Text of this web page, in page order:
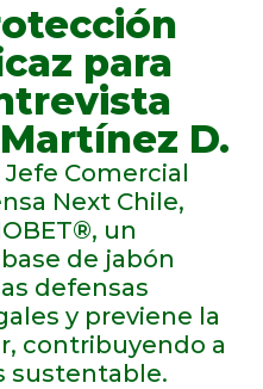
para
D.
Comercial
Next Chile,
un
de jabón
defensas
y previene la
contribuyendo a
sustentable.